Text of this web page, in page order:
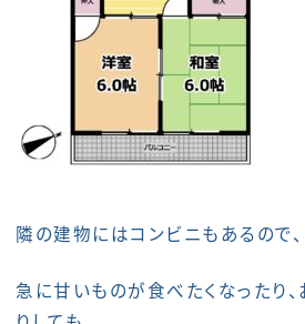
隣の建物にはコンビニもあるので、
急に甘いものが食べたくなったり